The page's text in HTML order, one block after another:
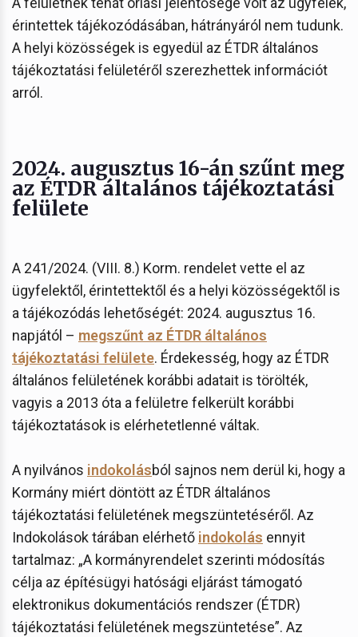
érintettek tájékozódásában, hátrányáról nem tudunk.
A helyi közösségek is egyedül az ÉTDR általános
tájékoztatási felületéről szerezhettek információt
arról.
2024. augusztus 16-án szűnt meg
az ÉTDR általános tájékoztatási
felülete
A 241/2024. (VIII. 8.) Korm. rendelet vette el az
ügyfelektől, érintettektől és a helyi közösségektől is
a tájékozódás lehetőségét: 2024. augusztus 16.
napjától – megszűnt az ÉTDR általános
tájékoztatási felülete. Érdekesség, hogy az ÉTDR
általános felületének korábbi adatait is törölték,
vagyis a 2013 óta a felületre felkerült korábbi
tájékoztatások is elérhetetlenné váltak.
A nyilvános indokolásból sajnos nem derül ki, hogy a
Kormány miért döntött az ÉTDR általános
tájékoztatási felületének megszüntetéséről. Az
Indokolások tárában elérhető indokolás ennyit
tartalmaz: „A kormányrendelet szerinti módosítás
célja az építésügyi hatósági eljárást támogató
elektronikus dokumentációs rendszer (ÉTDR)
tájékoztatási felületének megszüntetése”. Az